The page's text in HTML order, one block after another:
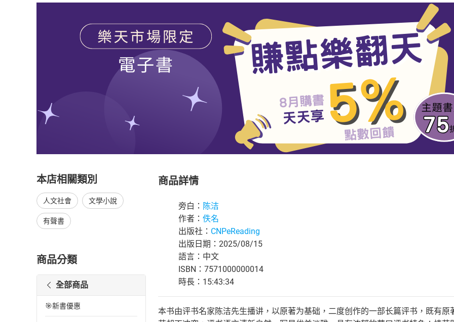
本店相關類別
人文社會 文學小說
有聲書
商品分類
全部商品
🎯新書優惠
商品詳情
旁白： 陈洁
作者： 佚名
出版社： CNPeReading
出版日期：2025/08/15
語言：中文
ISBN：7571000000014
時長：15:43:34
本书由评书名家陈洁先生播讲，以原著为基础，二度创作的一部长篇评书，既有